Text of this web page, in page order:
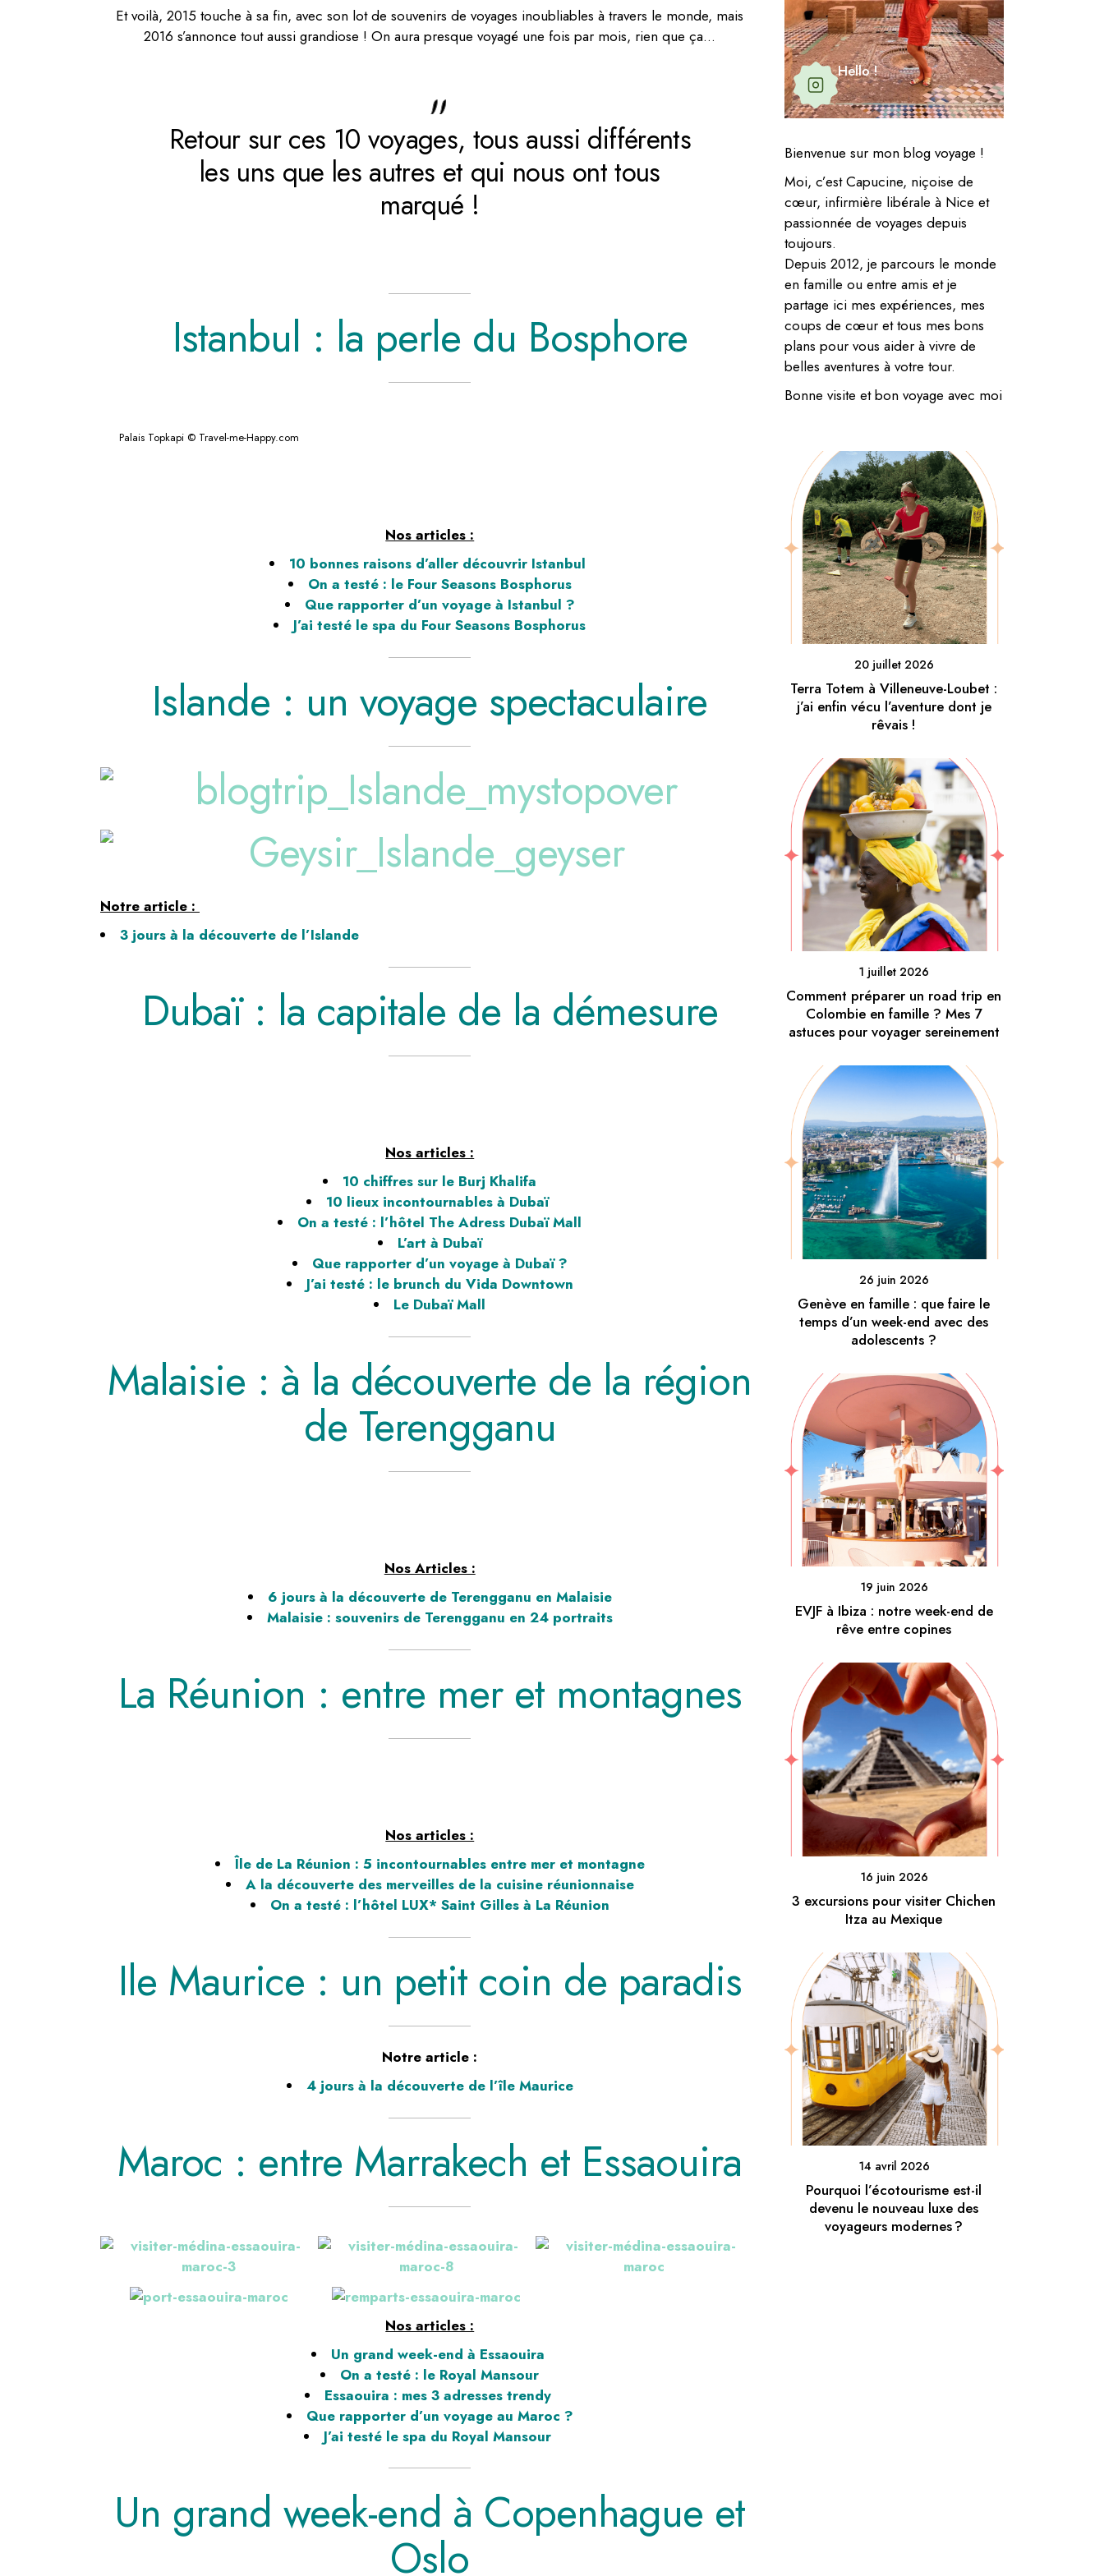
Et voilà, 2015 touche à sa fin, avec son lot de souvenirs de voyages inoubliables à travers le monde, mais
2016 s’annonce tout aussi grandiose ! On aura presque voyagé une fois par mois, rien que ça…
Retour sur ces 10 voyages, tous aussi différents
les uns que les autres et qui nous ont tous
marqué !
Istanbul : la perle du Bosphore
Palais Topkapi © Travel-me-Happy.com
Nos articles :
10 bonnes raisons d’aller découvrir Istanbul
On a testé : le Four Seasons Bosphorus
Que rapporter d’un voyage à Istanbul ?
J’ai testé le spa du Four Seasons Bosphorus
Islande : un voyage spectaculaire
Notre article :
3 jours à la découverte de l’Islande
Dubaï : la capitale de la démesure
Nos articles :
10 chiffres sur le Burj Khalifa
10 lieux incontournables à Dubaï
On a testé : l’hôtel The Adress Dubaï Mall
L’art à Dubaï
Que rapporter d’un voyage à Dubaï ?
J’ai testé : le brunch du Vida Downtown
Le Dubaï Mall
Malaisie : à la découverte de la région
de Terengganu
Nos Articles :
6 jours à la découverte de Terengganu en Malaisie
Malaisie : souvenirs de Terengganu en 24 portraits
La Réunion : entre mer et montagnes
Nos articles :
Île de La Réunion : 5 incontournables entre mer et montagne
A la découverte des merveilles de la cuisine réunionnaise
On a testé : l’hôtel LUX* Saint Gilles à La Réunion
Ile Maurice : un petit coin de paradis
Notre article :
4 jours à la découverte de l’île Maurice
Maroc : entre Marrakech et Essaouira
Nos articles :
Un grand week-end à Essaouira
On a testé : le Royal Mansour
Essaouira : mes 3 adresses trendy
Que rapporter d’un voyage au Maroc ?
J’ai testé le spa du Royal Mansour
Un grand week-end à Copenhague et
Oslo
Hello !
Bienvenue sur mon blog voyage !
Moi, c’est Capucine, niçoise de
cœur, infirmière libérale à Nice et
passionnée de voyages depuis
toujours.
Depuis 2012, je parcours le monde
en famille ou entre amis et je
partage ici mes expériences, mes
coups de cœur et tous mes bons
plans pour vous aider à vivre de
belles aventures à votre tour.
Bonne visite et bon voyage avec moi
20 juillet 2026
Terra Totem à Villeneuve-Loubet :
j’ai enfin vécu l’aventure dont je
rêvais !
1 juillet 2026
Comment préparer un road trip en
Colombie en famille ? Mes 7
astuces pour voyager sereinement
26 juin 2026
Genève en famille : que faire le
temps d’un week-end avec des
adolescents ?
19 juin 2026
EVJF à Ibiza : notre week-end de
rêve entre copines
16 juin 2026
3 excursions pour visiter Chichen
Itza au Mexique
14 avril 2026
Pourquoi l’écotourisme est-il
devenu le nouveau luxe des
voyageurs modernes ?